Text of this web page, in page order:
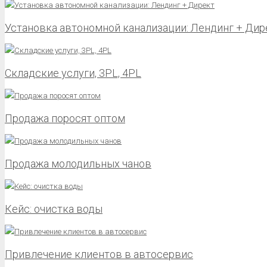
Установка автономной канализации: Лендинг +
Складские услуги, 3PL, 4PL
Продажа поросят оптом
Продажа молодильных чанов
Кейс: очистка воды
Привлечение клиентов в автосервис